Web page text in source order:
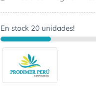
En stock 20 unidades!